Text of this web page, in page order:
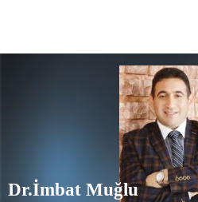
Dr.İmbat Muğlu